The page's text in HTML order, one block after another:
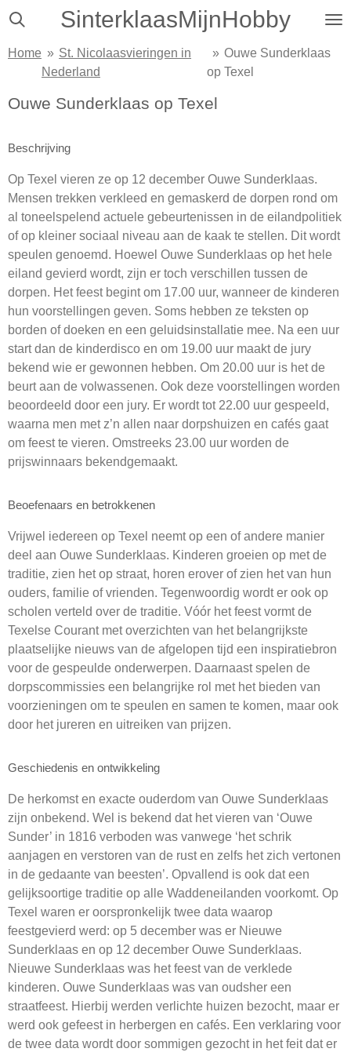
Ga
naar
SinterklaasMijnHobby
Home » St. Nicolaasvieringen in
Nederland
» Ouwe Sunderklaas
op Texel
Ouwe Sunderklaas op Texel
Beschrijving
Op Texel vieren ze op 12 december Ouwe Sunderklaas.
Mensen trekken verkleed en gemaskerd de dorpen rond om
al toneelspelend actuele gebeurtenissen in de eilandpolitiek
of op kleiner sociaal niveau aan de kaak te stellen. Dit wordt
speulen genoemd. Hoewel Ouwe Sunderklaas op het hele
eiland gevierd wordt, zijn er toch verschillen tussen de
dorpen. Het feest begint om 17.00 uur, wanneer de kinderen
hun voorstellingen geven. Soms hebben ze teksten op
borden of doeken en een geluidsinstallatie mee. Na een uur
start dan de kinderdisco en om 19.00 uur maakt de jury
bekend wie er gewonnen hebben. Om 20.00 uur is het de
beurt aan de volwassenen. Ook deze voorstellingen worden
beoordeeld door een jury. Er wordt tot 22.00 uur gespeeld,
waarna men met z’n allen naar dorpshuizen en cafés gaat
om feest te vieren. Omstreeks 23.00 uur worden de
prijswinnaars bekendgemaakt.
Beoefenaars en betrokkenen
Vrijwel iedereen op Texel neemt op een of andere manier
deel aan Ouwe Sunderklaas. Kinderen groeien op met de
traditie, zien het op straat, horen erover of zien het van hun
ouders, familie of vrienden. Tegenwoordig wordt er ook op
scholen verteld over de traditie. Vóór het feest vormt de
Texelse Courant met overzichten van het belangrijkste
plaatselijke nieuws van de afgelopen tijd een inspiratiebron
voor de gespeulde onderwerpen. Daarnaast spelen de
dorpscommissies een belangrijke rol met het bieden van
voorzieningen om te speulen en samen te komen, maar ook
door het jureren en uitreiken van prijzen.
Geschiedenis en ontwikkeling
De herkomst en exacte ouderdom van Ouwe Sunderklaas
zijn onbekend. Wel is bekend dat het vieren van ‘Ouwe
Sunder’ in 1816 verboden was vanwege ‘het schrik
aanjagen en verstoren van de rust en zelfs het zich vertonen
in de gedaante van beesten’. Opvallend is ook dat een
gelijksoortige traditie op alle Waddeneilanden voorkomt. Op
Texel waren er oorspronkelijk twee data waarop
feestgevierd werd: op 5 december was er Nieuwe
Sunderklaas en op 12 december Ouwe Sunderklaas.
Nieuwe Sunderklaas was het feest van de verklede
kinderen. Ouwe Sunderklaas was van oudsher een
straatfeest. Hierbij werden verlichte huizen bezocht, maar er
werd ook gefeest in herbergen en cafés. Een verklaring voor
de twee data wordt door sommigen gezocht in het feit dat er